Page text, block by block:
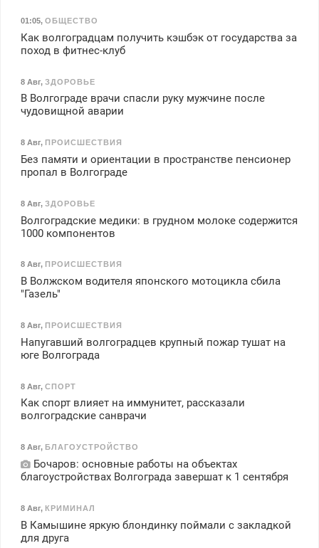
01:05, ОБЩЕСТВО
Как волгоградцам получить кэшбэк от государства за
поход в фитнес-клуб
8 Авг, ЗДОРОВЬЕ
В Волгограде врачи спасли руку мужчине после
чудовищной аварии
8 Авг, ПРОИСШЕСТВИЯ
Без памяти и ориентации в пространстве пенсионер
пропал в Волгограде
8 Авг, ЗДОРОВЬЕ
Волгоградские медики: в грудном молоке содержится
1000 компонентов
8 Авг, ПРОИСШЕСТВИЯ
В Волжском водителя японского мотоцикла сбила
"Газель"
8 Авг, ПРОИСШЕСТВИЯ
Напугавший волгоградцев крупный пожар тушат на
юге Волгограда
8 Авг, СПОРТ
Как спорт влияет на иммунитет, рассказали
волгоградские санврачи
8 Авг, БЛАГОУСТРОЙСТВО
Бочаров: основные работы на объектах
благоустройствах Волгограда завершат к 1 сентября
8 Авг, КРИМИНАЛ
В Камышине яркую блондинку поймали с закладкой
для друга